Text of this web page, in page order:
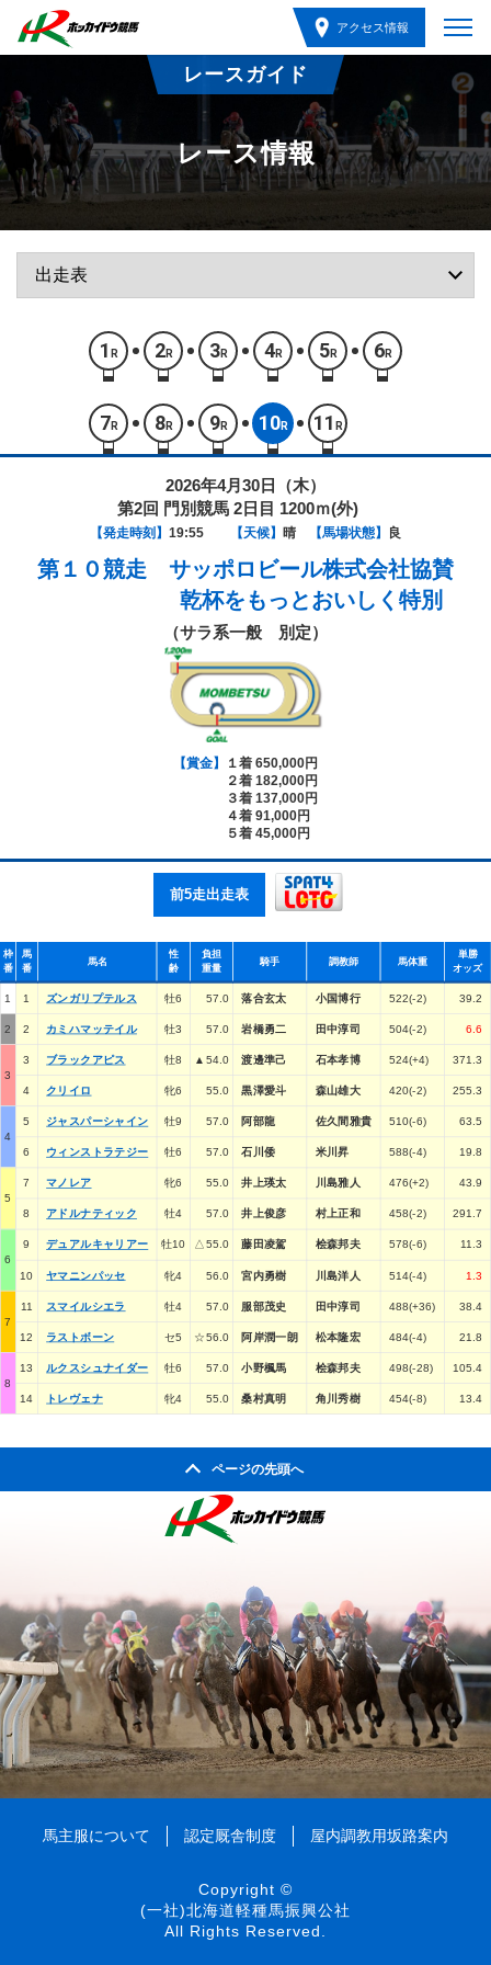
アクセス情報
レースガイド
レース情報
1 R 2R 3R 4R 5R 6R
7 R 8R 9R 10R 11 R
2026年4月30日（木）
第2回 門別競馬 2日目 1200ｍ(外)
【発走時刻】 19:55 【天候】 晴 【馬場状態】 良
第１０競走 サッポロビール株式会社協賛
乾杯をもっとおいしく特別
（サラ系一般 別定）
【賞金】
１着 650,000円
２着 182,000円
３着 137,000円
４着 91,000円
５着 45,000円
前5走出走表
枠
番
馬
番
馬名
性
齢
負担
重量
騎手 調教師 馬体重
単勝
オッズ
1 1 ズンガリプテルス 牡6 57.0 落合玄太 小国博行 522(-2) 39.2
2 2 カミハマッテイル 牡3 57.0 岩橋勇二 田中淳司 504(-2) 6.6
3
3 ブラックアピス 牡8 ▲54.0 渡邊準己 石本孝博 524(+4) 371.3
4 クリイロ 牝6 55.0 黒澤愛斗 森山雄大 420(-2) 255.3
4
5 ジャスパーシャイン 牡9 57.0 阿部龍 佐久間雅貴 510(-6) 63.5
6 ウィンストラテジー 牡6 57.0 石川倭 米川昇 588(-4) 19.8
5
7 マノレア 牝6 55.0 井上瑛太 川島雅人 476(+2) 43.9
8 アドルナティック 牡4 57.0 井上俊彦 村上正和 458(-2) 291.7
6
9 デュアルキャリアー 牡10 △55.0 藤田凌駕 桧森邦夫 578(-6) 11.3
10 ヤマニンパッセ 牝4 56.0 宮内勇樹 川島洋人 514(-4) 1.3
7
11 スマイルシエラ 牡4 57.0 服部茂史 田中淳司 488(+36) 38.4
12 ラストボーン セ5 ☆56.0 阿岸潤一朗 松本隆宏 484(-4) 21.8
8
13 ルクスシュナイダー 牡6 57.0 小野楓馬 桧森邦夫 498(-28) 105.4
14 トレヴェナ 牝4 55.0 桑村真明 角川秀樹 454(-8) 13.4
ページの先頭へ
馬主服について 認定厩舎制度 屋内調教用坂路案内
Copyright ©
(一社)北海道軽種馬振興公社
All Rights Reserved.